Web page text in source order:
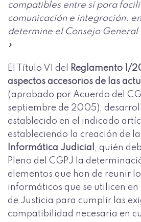
compatibles entre sí para
comunicación e integración,
determine el Consejo General
»
El Título VI del Reglamento 1/
aspectos accesorios de las
(aprobado por Acuerdo del
septiembre de 2005),
establecido en el indicado
estableciendo la creación de la
Informática Judicial , quién
Pleno del CGPJ la
elementos que han de reunir
informáticos que se utilicen
de Justicia para cumplir las
compatibilidad necesaria en